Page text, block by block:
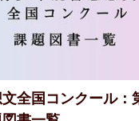
全国コンクール：